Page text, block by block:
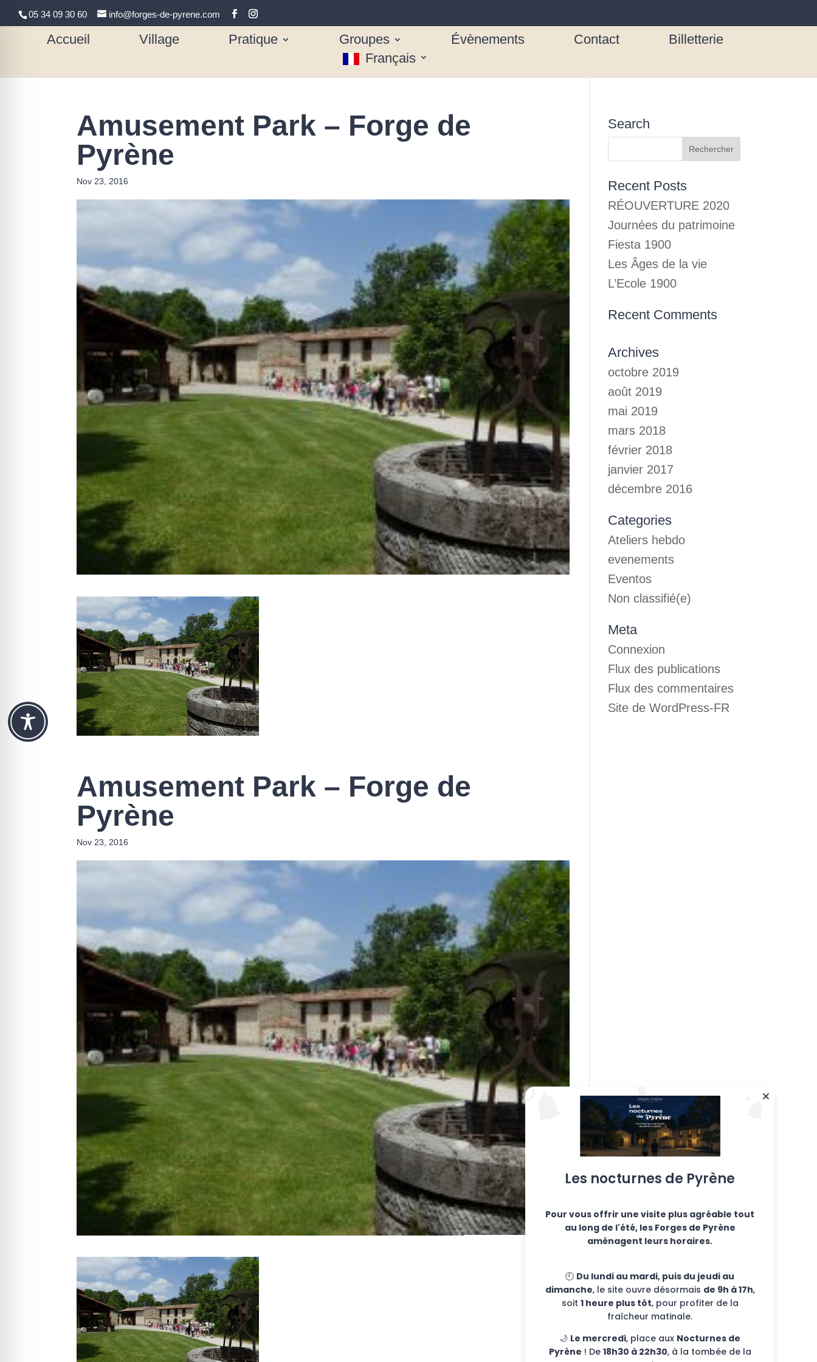
05 34 09 30 60 info@forges-de-pyrene.com
Accueil Village Pratique Groupes Évènements Contact
Billetterie
Français
Amusement Park – Forge de
Pyrène
Nov 23, 2016
Amusement Park – Forge de
Pyrène
Nov 23, 2016
Search
Recent Posts
RÉOUVERTURE 2020
Journées du patrimoine
Fiesta 1900
Les Âges de la vie
L’Ecole 1900
Recent Comments
Archives
octobre 2019
août 2019
mai 2019
mars 2018
février 2018
janvier 2017
décembre 2016
Categories
Ateliers hebdo
evenements
Eventos
Non classifié(e)
Meta
Connexion
Flux des publications
Flux des commentaires
Site de WordPress-FR
Les nocturnes de Pyrène
Pour vous offrir une visite plus agréable tout
au long de l'été, les Forges de Pyrène
aménagent leurs horaires.
🕘 Du lundi au mardi, puis du jeudi au
dimanche, le site ouvre désormais de 9h à 17h,
soit 1 heure plus tôt, pour profiter de la
fraîcheur matinale.
🌙 Le mercredi, place aux Nocturnes de
Pyrène ! De 18h30 à 22h30, à la tombée de la